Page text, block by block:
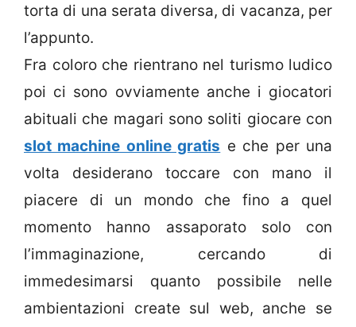
torta di una serata diversa, di vacanza, per
l’appunto.
Fra coloro che rientrano nel turismo ludico
poi ci sono ovviamente anche i giocatori
abituali che magari sono soliti giocare con
slot machine online gratis e che per una
volta desiderano toccare con mano il
piacere di un mondo che fino a quel
momento hanno assaporato solo con
l’immaginazione, cercando di
immedesimarsi quanto possibile nelle
ambientazioni create sul web, anche se